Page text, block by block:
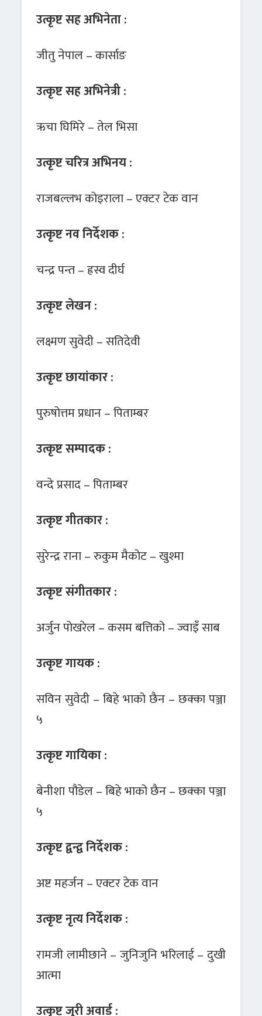
उत्कृष्ट सह अभिनेता :
जीतु नेपाल – कार्साङ
उत्कृष्ट सह अभिनेत्री :
ऋचा घिमिरे – तेल भिसा
उत्कृष्ट चरित्र अभिनय :
राजबल्लभ कोइराला – एक्टर टेक वान
उत्कृष्ट नव निर्देशक :
चन्द्र पन्त – ह्रस्व दीर्घ
उत्कृष्ट लेखन :
लक्ष्मण सुवेदी – सतिदेवी
उत्कृष्ट छायांकार :
पुरुषोत्तम प्रधान – पिताम्बर
उत्कृष्ट सम्पादक :
वन्दे प्रसाद – पिताम्बर
उत्कृष्ट गीतकार :
सुरेन्द्र राना – रुकुम मैकोट – खुश्मा
उत्कृष्ट संगीतकार :
अर्जुन पोखरेल – कसम बत्तिको – ज्वाइँ साब
उत्कृष्ट गायक :
सविन सुवेदी – बिहे भाको छैन – छक्का पञ्जा
५
उत्कृष्ट गायिका :
बेनीशा पौडेल – बिहे भाको छैन – छक्का पञ्जा
५
उत्कृष्ट द्वन्द्व निर्देशक :
अष्ट महर्जन – एक्टर टेक वान
उत्कृष्ट नृत्य निर्देशक :
रामजी लामीछाने – जुनिजुनि भरिलाई – दुखी
आत्मा
उत्कृष्ट जुरी अवार्ड :